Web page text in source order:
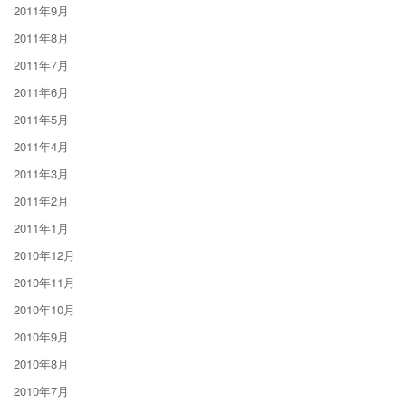
2011年9月
2011年8月
2011年7月
2011年6月
2011年5月
2011年4月
2011年3月
2011年2月
2011年1月
2010年12月
2010年11月
2010年10月
2010年9月
2010年8月
2010年7月